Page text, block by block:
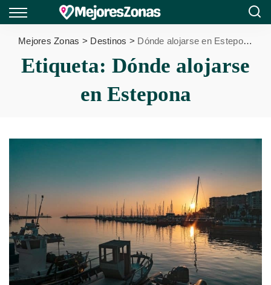
Mejores Zonas > Destinos > Dónde alojarse en Estepona
Etiqueta: Dónde alojarse
en Estepona